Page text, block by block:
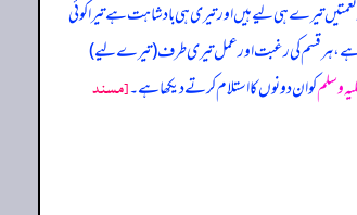
تیرے ہی لیے ہیں اور تیری ہی بادشاہت ہے تیرا کوئی
میں ہے، ہر قسم کی رغبت اور عمل تیری طرف (تیرے لیے)
وسلمکو ان دونوں کا استلام کرتے دیکھا ہے۔[مسند